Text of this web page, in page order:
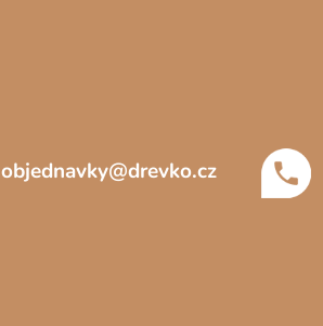
objednavky@drevko.cz